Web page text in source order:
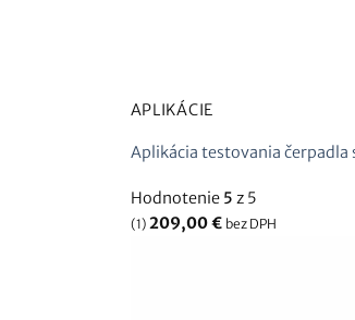
APLIKÁCIE
Aplikácia testovania
Hodnotenie 5 z 5
(1) 209,00€ bez DPH